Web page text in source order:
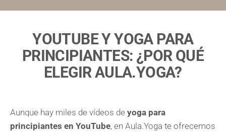
YOUTUBE Y YOGA PARA
PRINCIPIANTES: ¿POR QUÉ
ELEGIR AULA.YOGA?
Aunque hay miles de vídeos de yoga para
principiantes en YouTube, en Aula.Yoga te ofrecemos